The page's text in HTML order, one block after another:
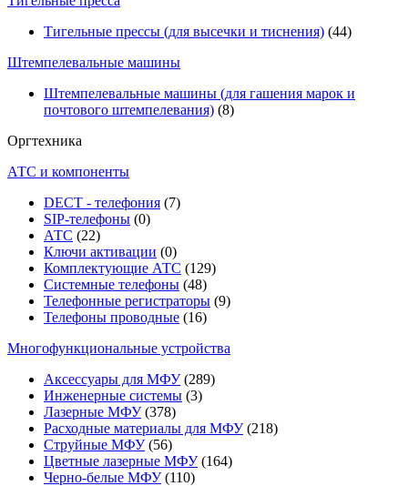
Тигельные прессы (для высечки и тиснения) (44)
Штемпелевальные машины
Штемпелевальные машины (для гашения марок и
почтового штемпелевания) (8)
Оргтехника
АТС и компоненты
DECT - телефония (7)
SIP-телефоны (0)
АТС (22)
Ключи активации (0)
Комплектующие АТС (129)
Системные телефоны (48)
Телефонные регистраторы (9)
Телефоны проводные (16)
Многофункциональные устройства
Аксессуары для МФУ(289)
Инженерные системы (3)
Лазерные МФУ(378)
Расходные материалы для МФУ(218)
Струйные МФУ(56)
Цветные лазерные МФУ(164)
Черно-белые МФУ(110)